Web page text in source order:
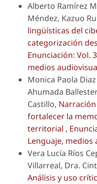
Alberto Ramírez
Méndez, Kazuo
lingüísticas del
categorización
Enunciación: Vol.
medios
Monica Paola
Ahumada
Castillo,
fortalecer la
territorial ,
Lenguaje, medios
Vera Lucía Ríos
Villarreal, Dra.
Análisis y uso